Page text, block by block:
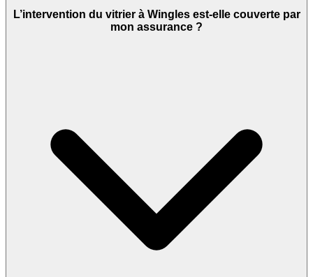
L’intervention du vitrier à Wingles est-elle couverte par
mon assurance ?